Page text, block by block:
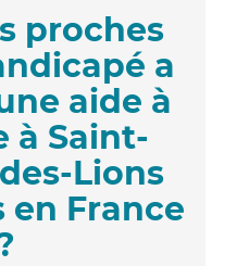
proches
a
aide à
à Saint-
Lions
en France